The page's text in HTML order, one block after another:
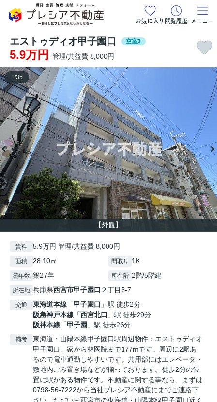
お気に入り 閲覧履歴 メニュー
エストゥディオ甲子園口 空室3
5.9万円 管理/共益費 8,000円
【外観】
1 /35
賃料 5.9万円 管理/共益費 8,000円
面積 28.10㎡ 間取り 1K
築年数 築27年 所在階 2階/5階建
所在地 兵庫県西宮市甲子園口 ２丁目5-7
交通 東海道本線 「甲子園口 」駅 徒歩2分
阪急神戸本線 「西宮北口 」駅 徒歩29分
阪神本線 「甲子園 」駅 徒歩26分
備考
東海道・山陽本線甲子園口駅周辺物件：エストゥディオ
甲子園口。家から林医院まで177mです。周辺に2駅あ
るので電車通勤しやすいです。共用部にはエレベータ・
敷地内ごみ置き場などが揃っております。徒歩2分の位
置に駅がある物件です。不動産に関する事なら、まずは
0798-56-7222から当社プレシア不動産にまでご連絡下
さい。ただいま西宮市の東海道・山陽本線甲子園口近く